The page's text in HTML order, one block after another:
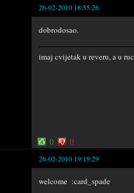
26-02-2010 18:55:26
dobrodosao.
imaj cvijetak u reveru, a u
0 0
26-02-2010 19:19:29
welcome :card_spade